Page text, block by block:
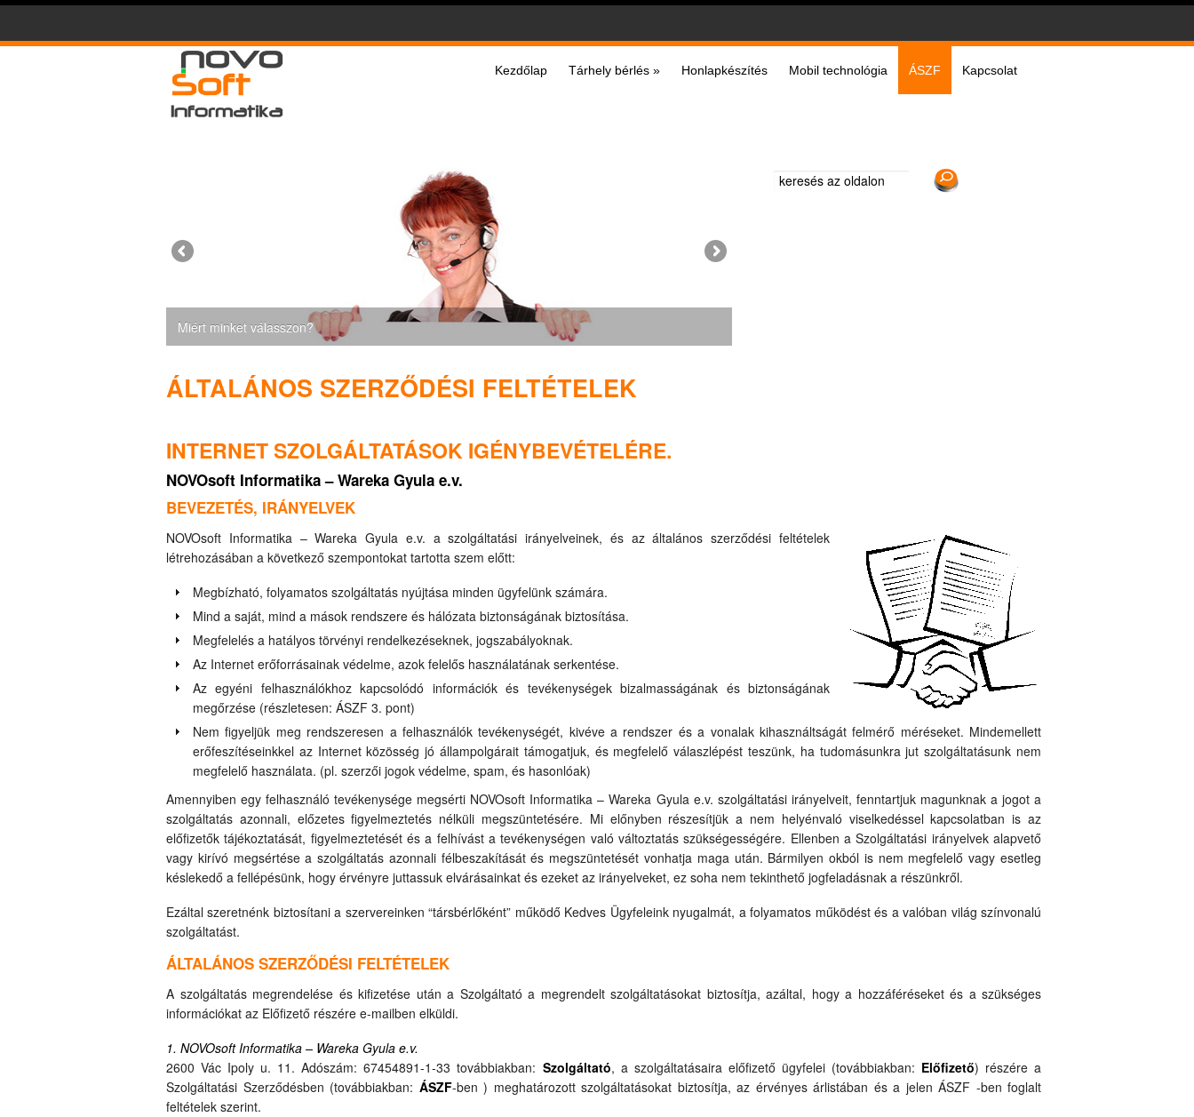
Kezdőlap Tárhely bérlés » Honlapkészítés Mobil technológia ÁSZF Kapcsolat
Miért minket válasszon?
ÁLTALÁNOS SZERZŐDÉSI FELTÉTELEK
INTERNET SZOLGÁLTATÁSOK IGÉNYBEVÉTELÉRE.
NOVOsoft Informatika – Wareka Gyula e.v.
BEVEZETÉS, IRÁNYELVEK
NOVOsoft Informatika – Wareka Gyula e.v. a szolgáltatási irányelveinek, és az általános szerződési feltételek
létrehozásában a következő szempontokat tartotta szem előtt:
Megbízható, folyamatos szolgáltatás nyújtása minden ügyfelünk számára.
Mind a saját, mind a mások rendszere és hálózata biztonságának biztosítása.
Megfelelés a hatályos törvényi rendelkezéseknek, jogszabályoknak.
Az Internet erőforrásainak védelme, azok felelős használatának serkentése.
Az egyéni felhasználókhoz kapcsolódó információk és tevékenységek bizalmasságának és biztonságának
megőrzése (részletesen: ÁSZF 3. pont)
Nem figyeljük meg rendszeresen a felhasználók tevékenységét, kivéve a rendszer és a vonalak kihasználtságát felmérő méréseket. Mindemellett
erőfeszítéseinkkel az Internet közösség jó állampolgárait támogatjuk, és megfelelő válaszlépést teszünk, ha tudomásunkra jut szolgáltatásunk nem
megfelelő használata. (pl. szerzői jogok védelme, spam, és hasonlóak)
Amennyiben egy felhasználó tevékenysége megsérti NOVOsoft Informatika – Wareka Gyula e.v. szolgáltatási irányelveit, fenntartjuk magunknak a jogot a
szolgáltatás azonnali, előzetes figyelmeztetés nélküli megszüntetésére. Mi előnyben részesítjük a nem helyénvaló viselkedéssel kapcsolatban is az
előfizetők tájékoztatását, figyelmeztetését és a felhívást a tevékenységen való változtatás szükségességére. Ellenben a Szolgáltatási irányelvek alapvető
vagy kirívó megsértése a szolgáltatás azonnali félbeszakítását és megszüntetését vonhatja maga után. Bármilyen okból is nem megfelelő vagy esetleg
késlekedő a fellépésünk, hogy érvényre juttassuk elvárásainkat és ezeket az irányelveket, ez soha nem tekinthető jogfeladásnak a részünkről.
Ezáltal szeretnénk biztosítani a szervereinken “társbérlőként” működő Kedves Ügyfeleink nyugalmát, a folyamatos működést és a valóban világ színvonalú
szolgáltatást.
ÁLTALÁNOS SZERZŐDÉSI FELTÉTELEK
A szolgáltatás megrendelése és kifizetése után a Szolgáltató a megrendelt szolgáltatásokat biztosítja, azáltal, hogy a hozzáféréseket és a szükséges
információkat az Előfizető részére e-mailben elküldi.
1. NOVOsoft Informatika – Wareka Gyula e.v.
2600 Vác Ipoly u. 11. Adószám: 67454891-1-33 továbbiakban: Szolgáltató, a szolgáltatásaira előfizető ügyfelei (továbbiakban: Előfizető) részére a
Szolgáltatási Szerződésben (továbbiakban: ÁSZF-ben ) meghatározott szolgáltatásokat biztosítja, az érvényes árlistában és a jelen ÁSZF -ben foglalt
feltételek szerint.